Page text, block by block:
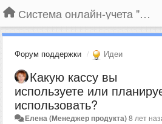
Система онлайн-учета "Большая Птица"
Форум поддержки Идеи
Какую кассу вы
используете или
использовать?
Елена (Менеджер продукта)8 лет